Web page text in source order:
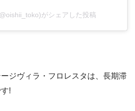
がシェアした投稿
ジヴィラ・フロレスタは、長期滞
!